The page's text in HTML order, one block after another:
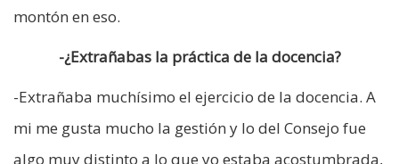
montón en eso.
-¿Extrañabas la práctica de la docencia?
-Extrañaba muchísimo el ejercicio de la docencia. A
mi me gusta mucho la gestión y lo del Consejo fue
algo muy distinto a lo que yo estaba acostumbrada,